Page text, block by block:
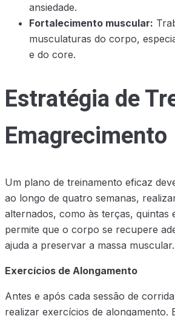
ansiedade.
Fortalecimento muscular:
musculaturas do corpo,
e do core.
Estratégia de
Emagrecimento
Um plano de treinamento eficaz
ao longo de quatro semanas,
alternados, como às terças, quintas
permite que o corpo se recupere
ajuda a preservar a massa muscular.
Exercícios de Alongamento
Antes e após cada sessão de
realizar exercícios de alongamento.